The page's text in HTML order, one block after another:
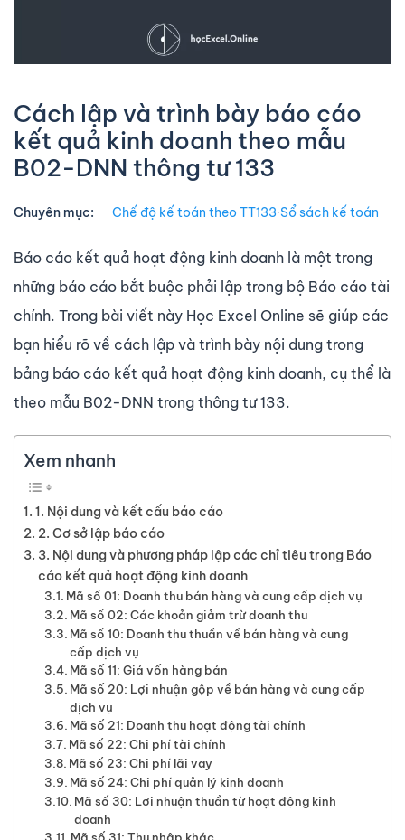
Cách lập và trình bày báo cáo
kết quả kinh doanh theo mẫu
B02-DNN thông tư 133
Chuyên mục: Chế độ kế toán theo TT133∙Sổ sách kế toán
Báo cáo kết quả hoạt động kinh doanh là một trong
những báo cáo bắt buộc phải lập trong bộ Báo cáo tài
chính. Trong bài viết này Học Excel Online sẽ giúp các
bạn hiểu rõ về cách lập và trình bày nội dung trong
bảng báo cáo kết quả hoạt động kinh doanh, cụ thể là
theo mẫu B02-DNN trong thông tư 133.
Xem nhanh
1. Nội dung và kết cấu báo cáo
2. Cơ sở lập báo cáo
3. Nội dung và phương pháp lập các chỉ tiêu trong Báo
cáo kết quả hoạt động kinh doanh
Mã số 01: Doanh thu bán hàng và cung cấp dịch vụ
Mã số 02: Các khoản giảm trừ doanh thu
Mã số 10: Doanh thu thuần về bán hàng và cung
cấp dịch vụ
Mã số 11: Giá vốn hàng bán
Mã số 20: Lợi nhuận gộp về bán hàng và cung cấp
dịch vụ
Mã số 21: Doanh thu hoạt động tài chính
Mã số 22: Chi phí tài chính
Mã số 23: Chi phí lãi vay
Mã số 24: Chi phí quản lý kinh doanh
Mã số 30: Lợi nhuận thuần từ hoạt động kinh
doanh
Mã số 31: Thu nhập khác